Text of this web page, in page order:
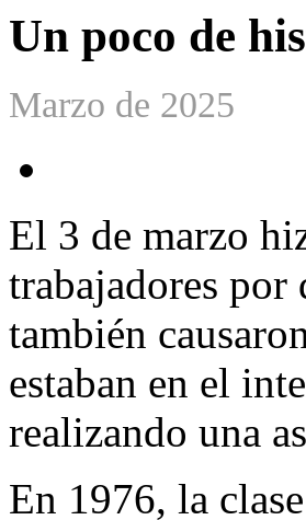
Un poco de
Marzo de 2025
El 3 de marzo
trabajadores
también
estaban en el
realizando una
En 1976, la